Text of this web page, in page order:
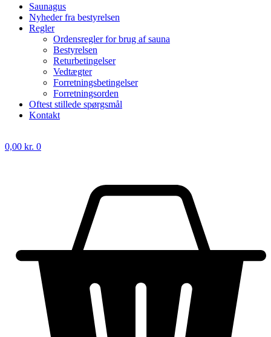
Saunagus
Nyheder fra bestyrelsen
Regler
Ordensregler for brug af sauna
Bestyrelsen
Returbetingelser
Vedtægter
Forretningsbetingelser
Forretningsorden
Oftest stillede spørgsmål
Kontakt
0,00 kr. 0